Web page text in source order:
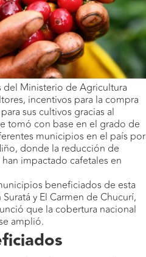
del Ministerio de Agricultura
incentivos para la compra
sus cultivos gracias al
tomó con base en el grado de
municipios en el país por
donde la reducción de
impactado cafetales en
beneficiados de esta
y El Carmen de Chucurí,
que la cobertura nacional
amplió.